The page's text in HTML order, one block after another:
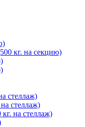
кг. на секцию)
стеллаж)
стеллаж)
на стеллаж)